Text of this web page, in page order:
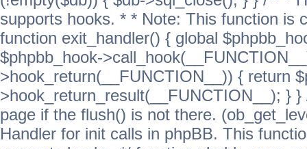
supports hooks. * * Note: This function is
function exit_handler() { global
$phpbb_hook-
>hook_return(__FUNCTION__)) { return
>hook_return_result(__FUNCTION__); }
page if the flush() is not there.
Handler for init calls in phpBB. This